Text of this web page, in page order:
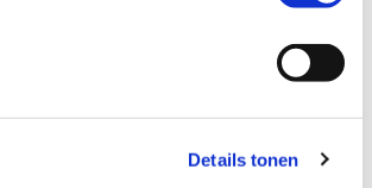
Details tonen